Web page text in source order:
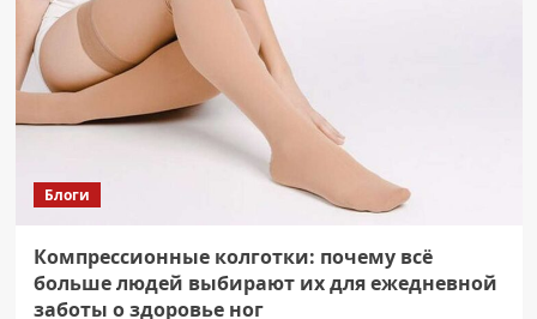
Блоги
Компрессионные колготки: почему всё
больше людей выбирают их для ежедневной
заботы о здоровье ног